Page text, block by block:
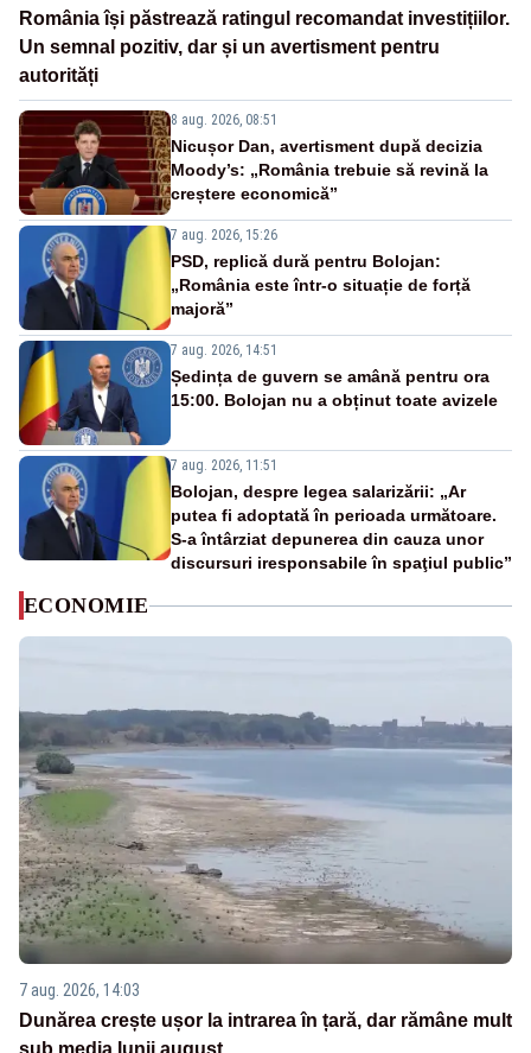
România își păstrează ratingul recomandat investițiilor.
Un semnal pozitiv, dar și un avertisment pentru
autorități
8 aug. 2026, 08:51
Nicușor Dan, avertisment după decizia
Moody’s: „România trebuie să revină la
creștere economică”
7 aug. 2026, 15:26
PSD, replică dură pentru Bolojan:
„România este într-o situație de forță
majoră”
7 aug. 2026, 14:51
Ședința de guvern se amână pentru ora
15:00. Bolojan nu a obținut toate avizele
7 aug. 2026, 11:51
Bolojan, despre legea salarizării: „Ar
putea fi adoptată în perioada următoare.
S-a întârziat depunerea din cauza unor
discursuri iresponsabile în spaţiul public”
ECONOMIE
7 aug. 2026, 14:03
Dunărea crește ușor la intrarea în țară, dar rămâne mult
sub media lunii august